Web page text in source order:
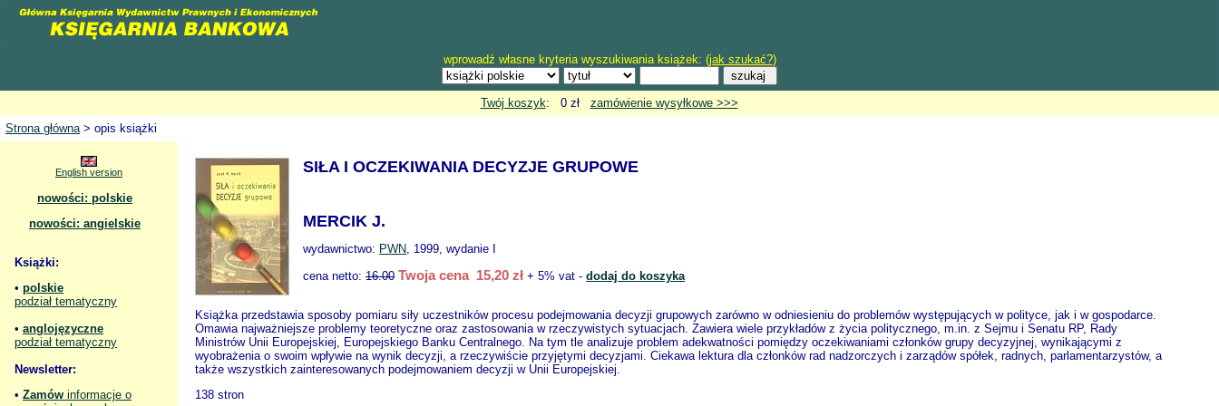
wprowadź własne kryteria wyszukiwania książek: (jak szukać?)
Twój koszyk: 0 zł zamówienie wysyłkowe >>>
Strona główna> opis książki
English version
nowości: polskie
nowości: angielskie
Książki:
• polskie
podział tematyczny
• anglojęzyczne
podział tematyczny
Newsletter:
• Zamów informacje o
SIŁA I OCZEKIWANIA DECYZJE GRUPOWE
MERCIK J.
wydawnictwo: PWN, 1999, wydanie I
cena netto: 16.00 Twoja cena 15,20 zł + 5% vat - dodaj do koszyka
Książka przedstawia sposoby pomiaru siły uczestników procesu podejmowania decyzji grupowych zarówno w odniesieniu do problemów występujących w polityce, jak i w gospodarce.
Omawia najważniejsze problemy teoretyczne oraz zastosowania w rzeczywistych sytuacjach. Zawiera wiele przykładów z życia politycznego, m.in. z Sejmu i Senatu RP, Rady
Ministrów Unii Europejskiej, Europejskiego Banku Centralnego. Na tym tle analizuje problem adekwatności pomiędzy oczekiwaniami członków grupy decyzyjnej, wynikającymi z
wyobrażenia o swoim wpływie na wynik decyzji, a rzeczywiście przyjętymi decyzjami. Ciekawa lektura dla członków rad nadzorczych i zarządów spółek, radnych, parlamentarzystów, a
także wszystkich zainteresowanych podejmowaniem decyzji w Unii Europejskiej.
138 stron